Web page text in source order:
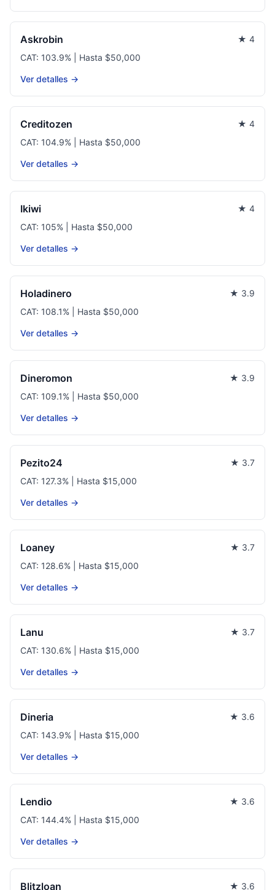
Askrobin
★ 4
CAT: 103.9% | Hasta $50,000
Ver detalles →
Creditozen
★ 4
CAT: 104.9% | Hasta $50,000
Ver detalles →
Ikiwi
★ 4
CAT: 105% | Hasta $50,000
Ver detalles →
Holadinero
★ 3.9
CAT: 108.1% | Hasta $50,000
Ver detalles →
Dineromon
★ 3.9
CAT: 109.1% | Hasta $50,000
Ver detalles →
Pezito24
★ 3.7
CAT: 127.3% | Hasta $15,000
Ver detalles →
Loaney
★ 3.7
CAT: 128.6% | Hasta $15,000
Ver detalles →
Lanu
★ 3.7
CAT: 130.6% | Hasta $15,000
Ver detalles →
Dineria
★ 3.6
CAT: 143.9% | Hasta $15,000
Ver detalles →
Lendio
★ 3.6
CAT: 144.4% | Hasta $15,000
Ver detalles →
Blitzloan ★ 3.6